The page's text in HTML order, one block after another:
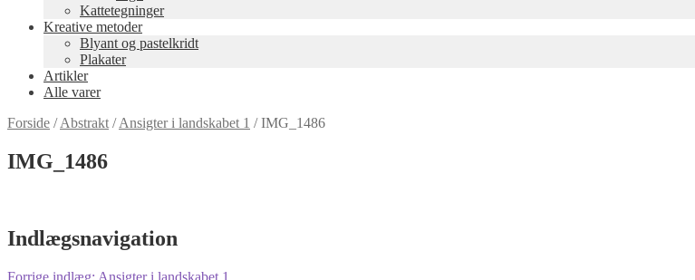
Kattetegninger
Kreative metoder
Blyant og pastelkridt
Plakater
Artikler
Alle varer
Forside /Abstrakt /Ansigter i landskabet 1 /IMG_1486
IMG_1486
Indlægsnavigation
Forrige indlæg: Ansigter i landskabet 1